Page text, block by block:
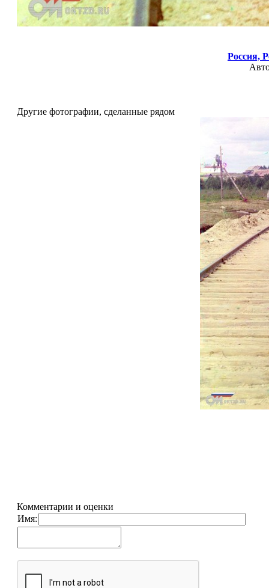
Россия,
Другие фотографии, сделанные рядом
Комментарии и оценки
Имя: